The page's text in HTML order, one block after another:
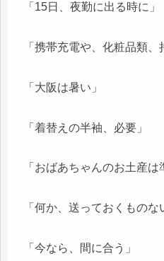
「15日、夜勤に出る時に」
「携帯充電や、化粧品類、
「大阪は暑い」
「着替えの半袖、必要」
「おばあちゃんのお土産は
「何か、送っておくものな
「今なら、間に合う」